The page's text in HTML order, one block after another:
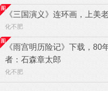
《三国演义》连环画，上美
化不肥
《雨宫明历险记》下载，80
者：石森章太郎
化不肥